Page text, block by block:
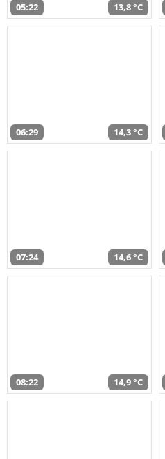
05:22 13,8 °C
06:29 14,3 °C
07:24 14,6 °C
08:22 14,9 °C